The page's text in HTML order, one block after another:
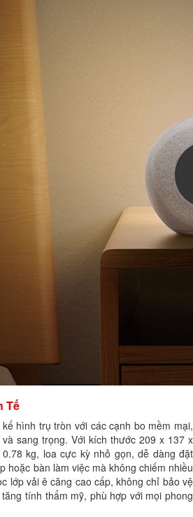
Tế
hình trụ tròn với các cạnh bo mềm mại,
sang trọng. Với kích thước 209 x 137 x
kg, loa cực kỳ nhỏ gọn, dễ dàng đặt
hoặc bàn làm việc mà không chiếm nhiều
lớp vải ê căng cao cấp, không chỉ bảo vệ
tính thẩm mỹ, phù hợp với mọi phong